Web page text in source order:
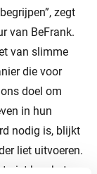
zegt
van BeFrank.
van slimme
die voor
doel om
in hun
nodig is, blijkt
liet uitvoeren.
niet hoe het